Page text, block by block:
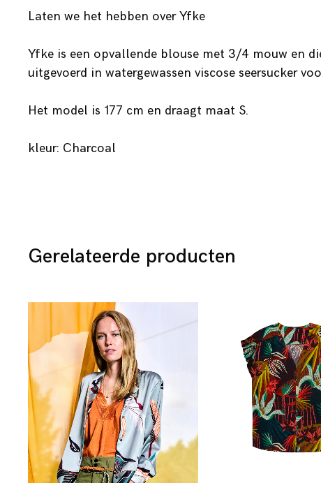
Laten we het hebben over Yfke
Yfke is een opvallende blouse met 3/4 mouw en
uitgevoerd in watergewassen viscose seersucker
Het model is 177 cm en draagt maat S.
kleur: Charcoal
Gerelateerde producten